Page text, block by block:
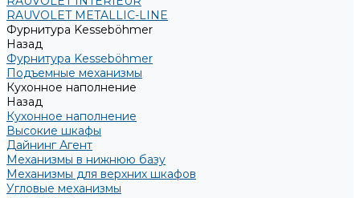
RAUVOLET METALLIC-LINE
Фурнитура Kesseböhmer
Назад
Фурнитура Kesseböhmer
Подъемные механизмы
Кухонное наполнение
Назад
Кухонное наполнение
Высокие шкафы
Дайнинг Агент
Механизмы в нижнюю базу
Механизмы для верхних шкафов
Угловые механизмы